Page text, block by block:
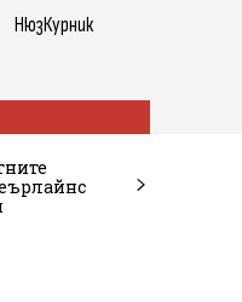
НюзКурник